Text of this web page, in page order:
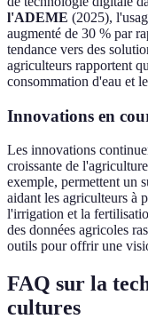
l'ADEME (2025),
augmenté de 30 % par
tendance vers des
agriculteurs rapportent
consommation d'eau et
Innovations en
Les innovations
croissante de
exemple, permettent un
aidant les agriculteurs à
l'irrigation et la
des données agricoles
outils pour offrir une
FAQ sur la
cultures